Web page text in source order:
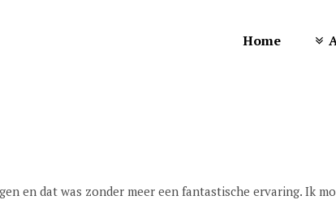
Home
en dat was zonder meer een fantastische ervaring. Ik